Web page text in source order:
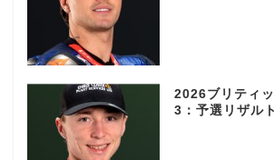
2026ブリティ
3：予選リザルト